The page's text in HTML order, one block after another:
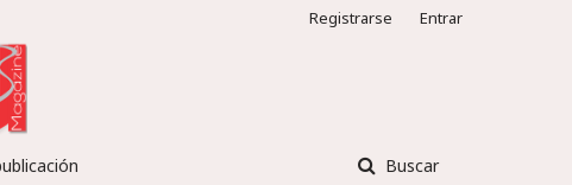
Buscar
Registrarse Entrar